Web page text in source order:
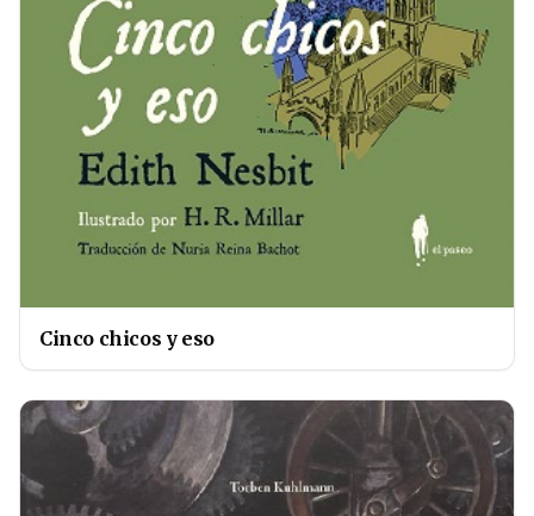
Cinco chicos y eso